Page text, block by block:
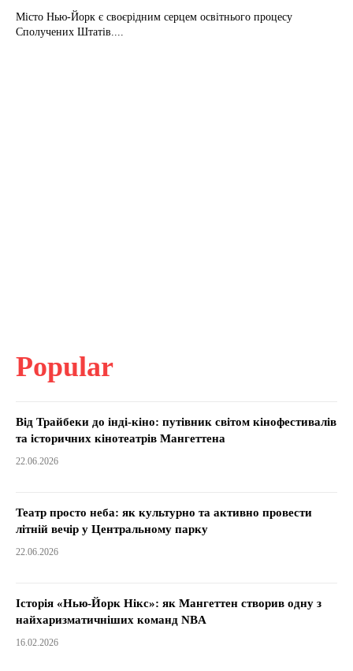
Місто Нью-Йорк є своєрідним серцем освітнього процесу
Сполучених Штатів....
Popular
Від Трайбеки до інді-кіно: путівник світом кінофестивалів
та історичних кінотеатрів Мангеттена
22.06.2026
Театр просто неба: як культурно та активно провести
літній вечір у Центральному парку
22.06.2026
Історія «Нью-Йорк Нікс»: як Мангеттен створив одну з
найхаризматичніших команд NBA
16.02.2026